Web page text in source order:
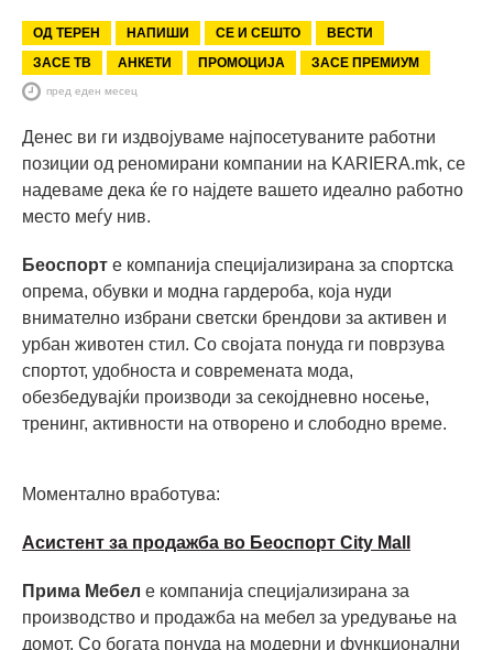
ОД ТЕРЕН НАПИШИ СЕ И СЕШТО
ВЕСТИ
ЗАСЕ ТВ
АНКЕТИ ПРОМОЦИЈА ЗАСЕ ПРЕМИУМ
пред еден месец
Денес ви ги издвојуваме најпосетуваните работни
позиции од реномирани компании на KARIERA.mk, се
надеваме дека ќе го најдете вашето идеално работно
место меѓу нив.
Беоспорт е компанија специјализирана за спортска
опрема, обувки и модна гардероба, која нуди
внимателно избрани светски брендови за активен и
урбан животен стил. Со својата понуда ги поврзува
спортот, удобноста и современата мода,
обезбедувајќи производи за секојдневно носење,
тренинг, активности на отворено и слободно време.
Моментално вработува:
Асистент за продажба во Беоспорт City Mall
Прима Мебел е компанија специјализирана за
производство и продажба на мебел за уредување на
домот. Со богата понуда на модерни и функционални